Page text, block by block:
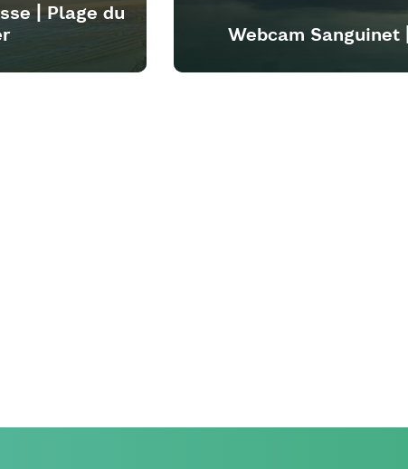
| Plage du
Webcam Sanguinet